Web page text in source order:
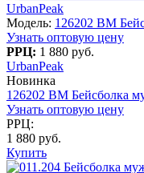
UrbanPeak
Модель: 126202 BM
Узнать оптовую цену
РРЦ: 1 880 руб.
UrbanPeak
Новинка
126202 BM Бейсболка
Узнать оптовую цену
РРЦ:
1 880 руб.
Купить